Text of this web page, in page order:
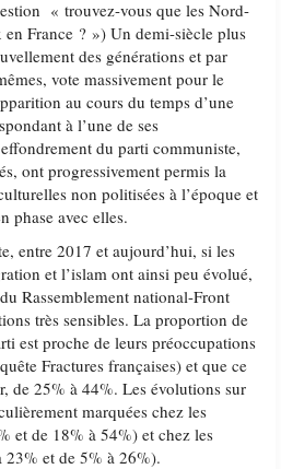
« trouvez-vous que les Nord-
France ? ») Un demi-siècle plus
des générations et par
vote massivement pour le
au cours du temps d’une
à l’une de ses
du parti communiste,
ont progressivement permis la
non politisées à l’époque et
phase avec elles.
entre 2017 et aujourd’hui, si les
et l’islam ont ainsi peu évolué,
Rassemblement national-Front
très sensibles. La proportion de
est proche de leurs préoccupations
Fractures françaises) et que ce
de 25% à 44%. Les évolutions sur
marquées chez les
et de 18% à 54%) et chez les
23% et de 5% à 26%).